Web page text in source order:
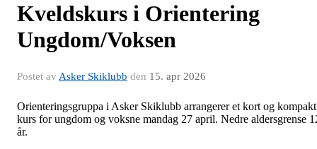
Kveldskurs i Orientering
Ungdom/Voksen
Postet av Asker Skiklubb den 15. apr 2026
Orienteringsgruppa i Asker Skiklubb arrangerer et kort og kompakt
kurs for ungdom og voksne mandag 27 april. Nedre aldersgrense
år.